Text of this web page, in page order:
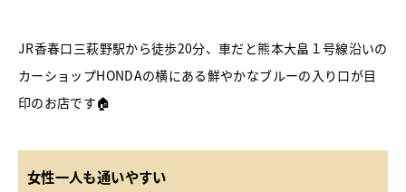
JR香春口三萩野駅から徒歩20分、車だと熊本大畠１号線沿いの
カーショップHONDAの横にある鮮やかなブルーの入り口が目
印のお店です🏠
女性一人も通いやすい